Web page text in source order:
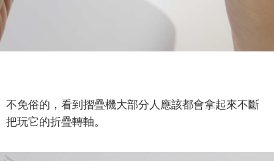
不免俗的，看到摺疊機大部分人應該都會拿起來不斷
把玩它的折疊轉軸。